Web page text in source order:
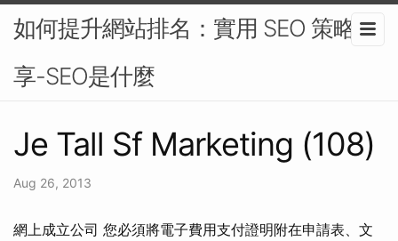
如何提升網站排名：實用 SEO 策略分
享-SEO是什麼
Je Tall Sf Marketing (108)
Aug 26, 2013
網上成立公司 您必須將電子費用支付證明附在申請表、文